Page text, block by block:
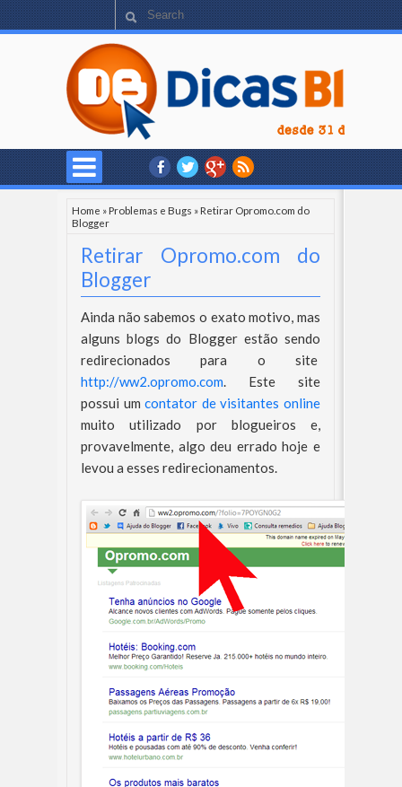
Home »Problemas e Bugs »Retirar Opromo.com do
Blogger
Retirar Opromo.com do
Blogger
Ainda não sabemos o exato motivo, mas
alguns blogs do Blogger estão sendo
redirecionados para o site
http://ww2.opromo.com. Este site
possui umcontator de visitantes online
muito utilizado por blogueiros e,
provavelmente, algo deu errado hoje e
levou a esses redirecionamentos.